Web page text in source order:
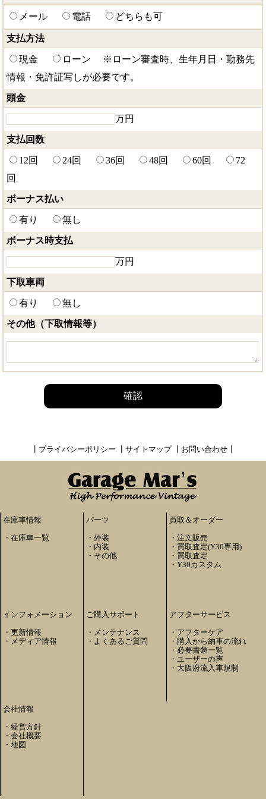
メール 電話 どちらも可
支払方法
現金 ローン ※ローン審査時、生年月日・勤務先
情報・免許証写しが必要です。
頭金
万円
支払回数
12回 24回 36回 48回 60回
72
回
ボーナス払い
有り 無し
ボーナス時支払
万円
下取車両
有り 無し
その他（下取情報等）
確認
プライバシーポリシー サイトマップ┃ お問い合わせ
在庫車情報
・在庫車一覧
パーツ
・外装
・ 内装
・ その他
買取＆オーダー
・注文販売
・ 買取査定(Y30専用)
・ 買取査定
・Y30カスタム
インフォメーション
・更新情報
・ メディア情報
ご購入サポート
・ メンテナンス
・ よくあるご質問
アフターサービス
・ アフターケア
・ 購入から納車の流れ
・ 必要書類一覧
・ ユーザーの声
・ 大阪府流入車規制
会社情報
・経営方針
・会社概要
・地図